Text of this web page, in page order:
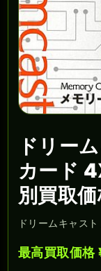
ドリー
カード
別買取
ドリームキャス
最高買取価